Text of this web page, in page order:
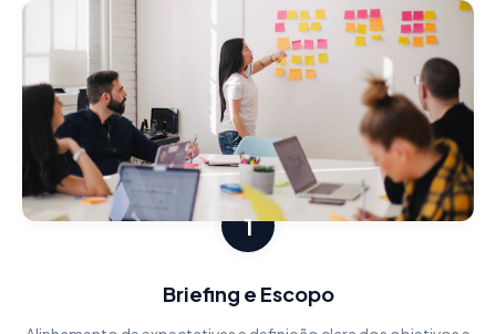
1
Briefing e Escopo